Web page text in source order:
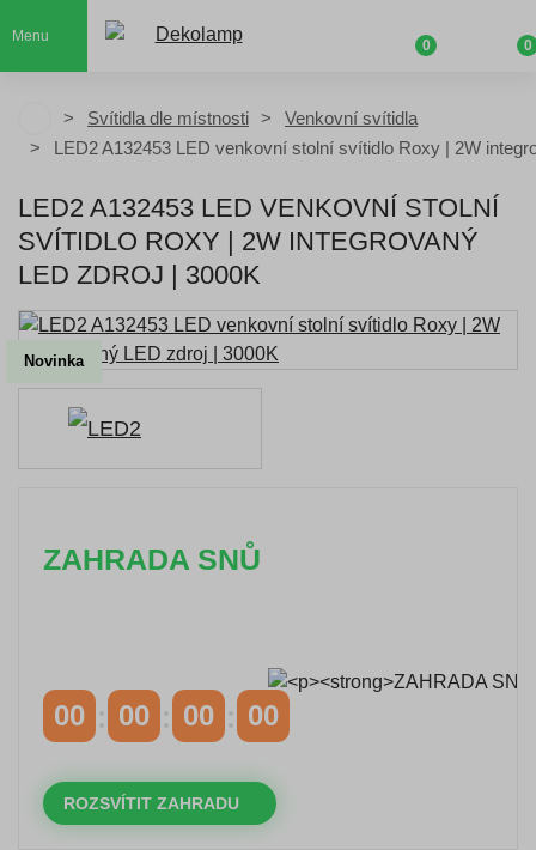
Menu
0 0
Svítidla dle místnosti
Venkovní svítidla
LED2 A132453 LED venkovní stolní svítidlo Roxy | 2W
LED2 A132453 LED VENKOVNÍ STOLNÍ
SVÍTIDLO ROXY | 2W INTEGROVANÝ
LED ZDROJ | 3000K
Novinka
ZAHRADA SNŮ
00 00 00 00
ROZSVÍTIT ZAHRADU